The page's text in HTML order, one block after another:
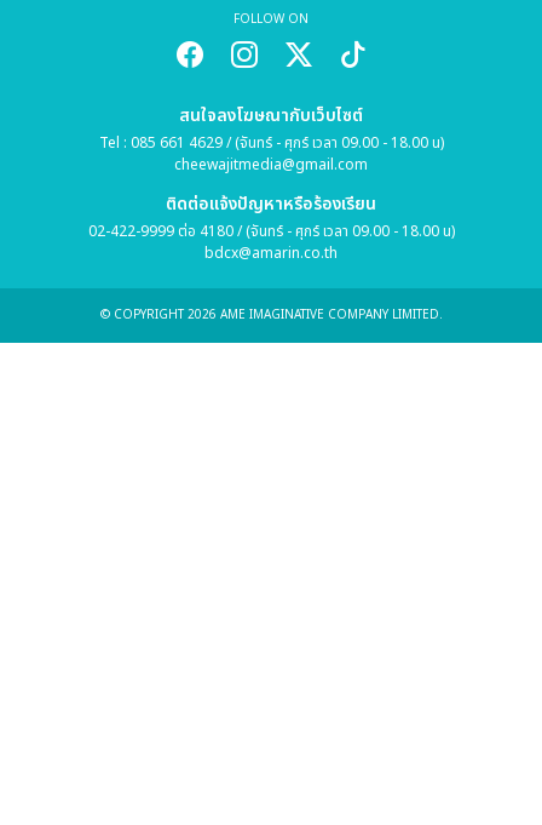
FOLLOW ON
สนใจลงโฆษณากับเว็บไซต์
Tel : 085 661 4629 / (จันทร์ - ศุกร์ เวลา 09.00 - 18.00 น)
cheewajitmedia@gmail.com
ติดต่อแจ้งปัญหาหรือร้องเรียน
02-422-9999 ต่อ 4180 / (จันทร์ - ศุกร์ เวลา 09.00 - 18.00 น)
bdcx@amarin.co.th
© COPYRIGHT 2026 AME IMAGINATIVE COMPANY LIMITED.